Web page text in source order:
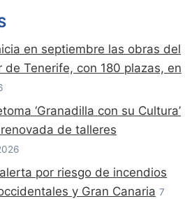
en septiembre las obras del
Tenerife, con 180 plazas, en
‘Granadilla con su Cultura’
de talleres
por riesgo de incendios
y Gran Canaria 7